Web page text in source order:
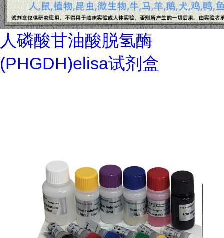
人磷酸甘油酸脱氢酶
(PHGDH)elisa试剂盒